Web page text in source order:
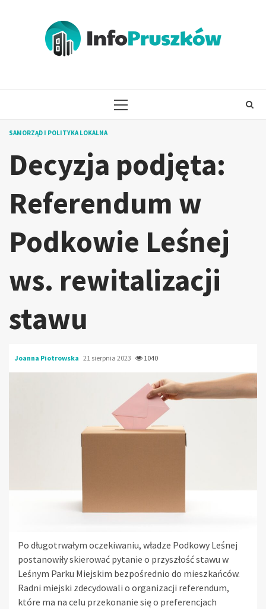
PRIMARY
SAMORZĄD I POLITYKA LOKALNA
Decyzja podjęta:
Referendum w
Podkowie Leśnej
ws. rewitalizacji
stawu
Joanna Piotrowska 21 sierpnia 2023 1040
Po długotrwałym oczekiwaniu, władze Podkowy Leśnej
postanowiły skierować pytanie o przyszłość stawu w
Leśnym Parku Miejskim bezpośrednio do mieszkańców.
Radni miejski zdecydowali o organizacji referendum,
które ma na celu przekonanie się o preferencjach